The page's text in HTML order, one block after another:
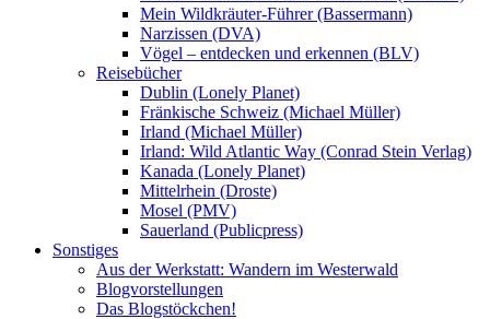
Mein Wildkräuter-Führer (Bassermann)
Narzissen (DVA)
Vögel – entdecken und erkennen (BLV)
Reisebücher
Dublin (Lonely Planet)
Fränkische Schweiz (Michael Müller)
Irland (Michael Müller)
Irland: Wild Atlantic Way (Conrad Stein Verlag)
Kanada (Lonely Planet)
Mittelrhein (Droste)
Mosel (PMV)
Sauerland (Publicpress)
Sonstiges
Aus der Werkstatt: Wandern im Westerwald
Blogvorstellungen
Das Blogstöckchen!